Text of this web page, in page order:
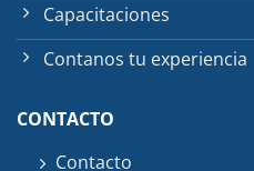
Capacitaciones
Contanos tu experiencia
CONTACTO
Contacto